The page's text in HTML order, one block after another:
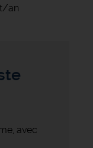
an
avec